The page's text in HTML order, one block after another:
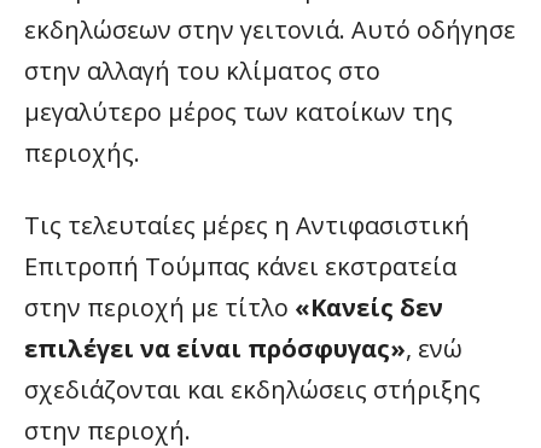
εκδηλώσεων στην γειτονιά. Αυτό οδήγησε
στην αλλαγή του κλίματος στο
μεγαλύτερο μέρος των κατοίκων της
περιοχής.
Τις τελευταίες μέρες η Αντιφασιστική
Επιτροπή Τούμπας κάνει εκστρατεία
στην περιοχή με τίτλο «Κανείς δεν
επιλέγει να είναι πρόσφυγας», ενώ
σχεδιάζονται και εκδηλώσεις στήριξης
στην περιοχή.